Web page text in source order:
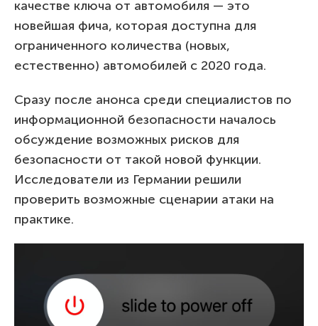
качестве ключа от автомобиля — это
новейшая фича, которая доступна для
ограниченного количества (новых,
естественно) автомобилей с 2020 года.
Сразу после анонса среди специалистов по
информационной безопасности началось
обсуждение возможных рисков для
безопасности от такой новой функции.
Исследователи из Германии решили
проверить возможные сценарии атаки на
практике.